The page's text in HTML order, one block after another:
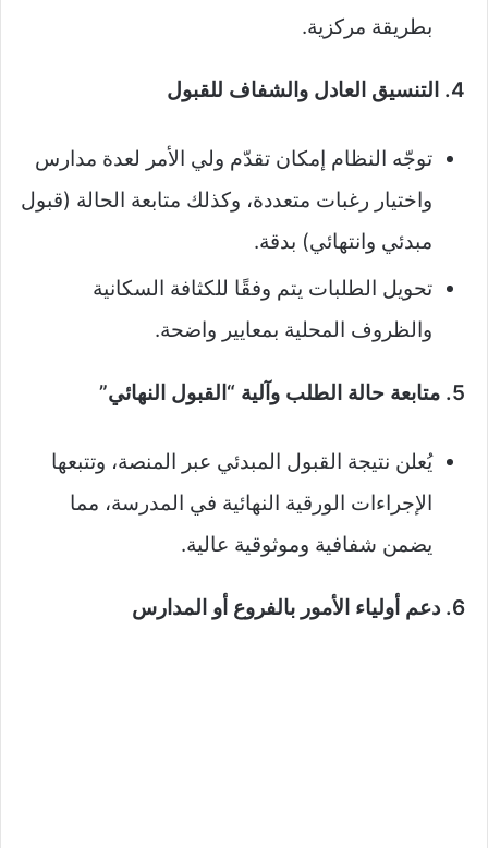
بطريقة مركزية.
توجّه النظام إمكان تقدّم ولي الأمر لعدة مدارس
واختيار رغبات متعددة، وكذلك متابعة الحالة (قبول
مبدئي وانتهائي) بدقة.
تحويل الطلبات يتم وفقًا للكثافة السكانية
والظروف المحلية بمعايير واضحة.
يُعلن نتيجة القبول المبدئي عبر المنصة، وتتبعها
الإجراءات الورقية النهائية في المدرسة، مما
يضمن شفافية وموثوقية عالية.